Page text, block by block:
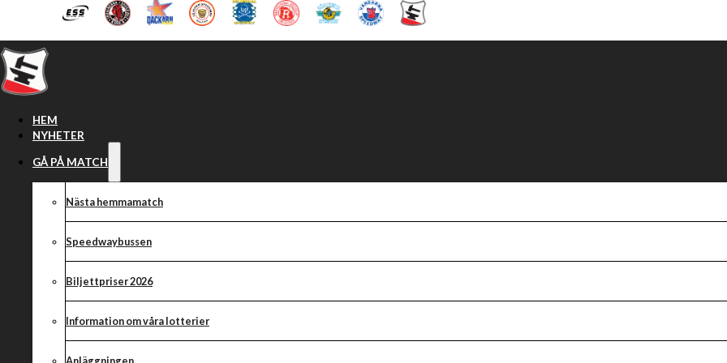
Hoppa till huvudinnehåll Hoppa till sidfot
HEM
NYHETER
GÅ PÅ MATCH
Nästa hemmamatch
Speedwaybussen
Biljettpriser 2026
Information om våra lotterier